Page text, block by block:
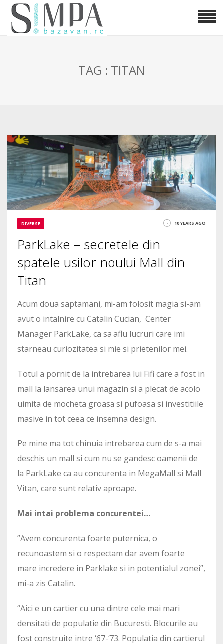
TAG : TITAN
DIVERSE 10 YEARS AGO
ParkLake – secretele din
spatele usilor noului Mall din
Titan
Acum doua saptamani, mi-am folosit magia si-am
avut o intalnire cu Catalin Cucian, Center
Manager ParkLake, ca sa aflu lucruri care imi
starneau curiozitatea si mie si prietenilor mei.
Totul a pornit de la intrebarea lui Fifi care a fost in
mall la lansarea unui magazin si a plecat de acolo
uimita de mocheta groasa si pufoasa si investitiile
masive in tot ceea ce insemna design.
Pe mine ma tot chinuia intrebarea cum de s-a mai
deschis un mall si cum nu se gandesc oamenii de
la ParkLake ca au concurenta in MegaMall si Mall
Vitan, care sunt relativ aproape.
Mai intai problema concurentei…
”Avem concurenta foarte puternica, o
recunoastem si o respectam dar avem foarte
mare incredere in Parklake si in potentialul zonei”,
mi-a zis Catalin.
“Aici e un cartier cu una dintre cele mai mari
densitati de populatie din Bucuresti. Blocurile au
fost construite intre ‘67-‘73. Populatia din cartierul